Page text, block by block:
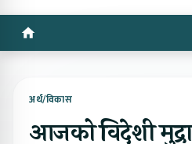
अर्थ/विकास
आजको विदेशी